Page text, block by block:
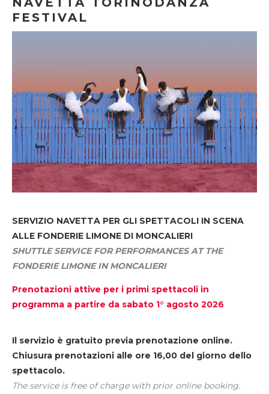
FESTIVAL
SERVIZIO NAVETTA PER GLI SPETTACOLI IN SCENA
ALLE FONDERIE LIMONE DI MONCALIERI
SHUTTLE SERVICE FOR PERFORMANCES AT THE
FONDERIE LIMONE IN MONCALIERI
Prenotazioni attive per i primi spettacoli in
programma a partire da sabato 1° agosto 2026
Il servizio è gratuito previa prenotazione online.
Chiusura prenotazioni alle ore 16,00 del giorno dello
spettacolo.
The service is free of charge with prior online booking.